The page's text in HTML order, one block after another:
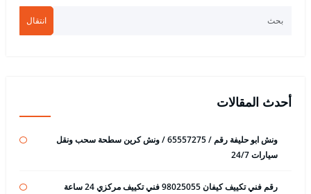
انتقال
أحدث المقالات
ونش ابو حليفة رقم / 65557275 / ونش كرين سطحة سحب ونقل
سيارات 24/7
رقم فني تكييف كيفان 98025055 فني تكييف مركزي 24 ساعة